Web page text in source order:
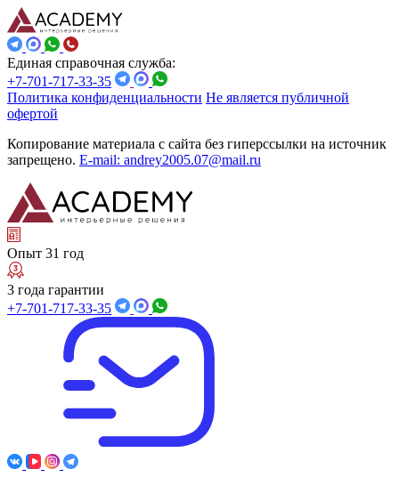
Единая справочная служба:
+7-701-717-33-35
Политика конфиденциальности Не является публичной
офертой
Копирование материала с сайта без гиперссылки на источник
запрещено. E-mail: andrey2005.07@mail.ru
Опыт 31 год
3 года гарантии
+7-701-717-33-35